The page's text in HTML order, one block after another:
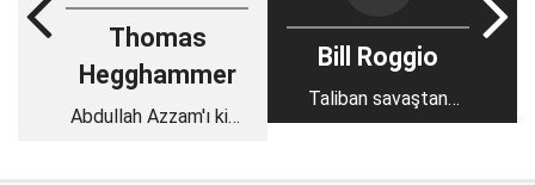
Thomas
Hegghammer
Abdullah Azzam'ı kim
Bill Roggio
Taliban savaştan
yoruldu mu?